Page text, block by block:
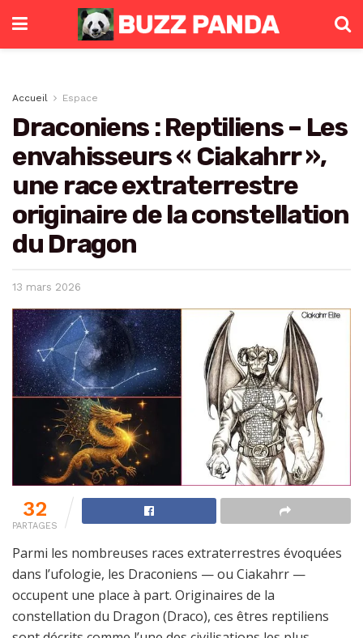
Accueil Espace
Draconiens : Reptiliens – Les
envahisseurs « Ciakahrr »,
une race extraterrestre
originaire de la constellation
du Dragon
13 mars 2026
32
PARTAGES
Parmi les nombreuses races extraterrestres évoquées
dans l’ufologie, les Draconiens — ou Ciakahrr —
occupent une place à part. Originaires de la
constellation du Dragon (Draco), ces êtres reptiliens